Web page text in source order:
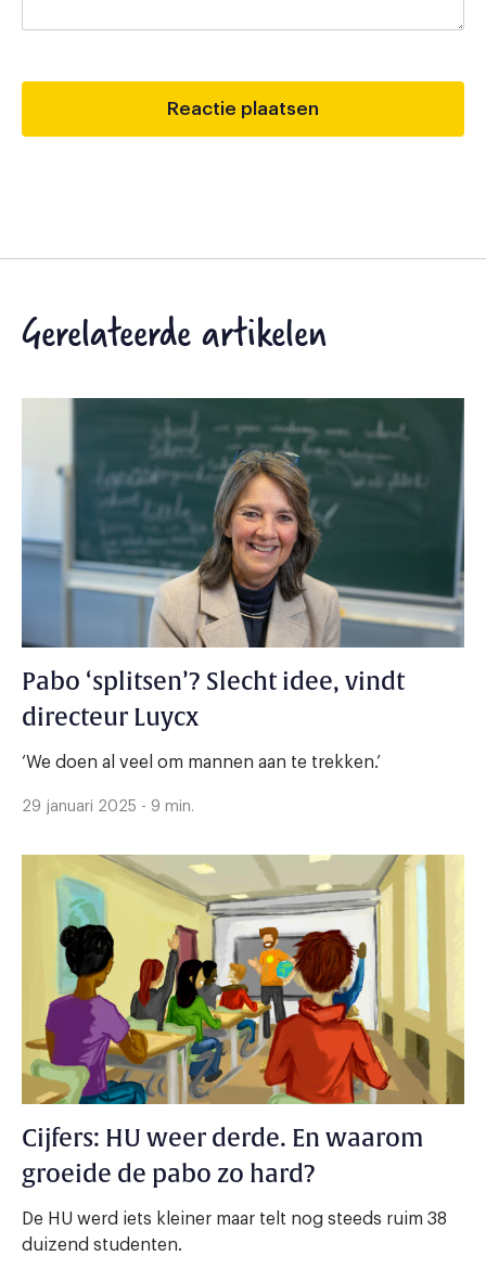
Gerelateerde artikelen
Pabo ‘splitsen’? Slecht idee, vindt
directeur Luycx
‘We doen al veel om mannen aan te trekken.’
29 januari 2025 - 9 min.
Cijfers: HU weer derde. En waarom
groeide de pabo zo hard?
De HU werd iets kleiner maar telt nog steeds ruim 38
duizend studenten.